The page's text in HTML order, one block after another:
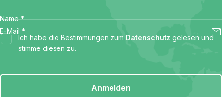
Name *
E-Mail *
Ich habe die Bestimmungen zum Datenschutz gelesen und
stimme diesen zu.
Anmelden